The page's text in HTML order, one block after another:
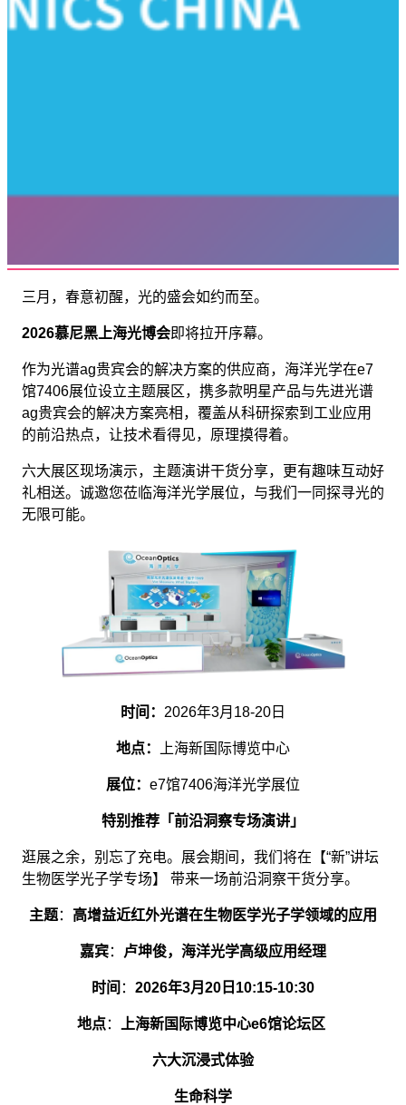
三月，春意初醒，光的盛会如约而至。
2026慕尼黑上海光博会即将拉开序幕。
作为光谱ag贵宾会的解决方案的供应商，海洋光学在e7
馆7406展位设立主题展区，携多款明星产品与先进光谱
ag贵宾会的解决方案亮相，覆盖从科研探索到工业应用
的前沿热点，让技术看得见，原理摸得着。
六大展区现场演示，主题演讲干货分享，更有趣味互动好
礼相送。诚邀您莅临海洋光学展位，与我们一同探寻光的
无限可能。
时间： 2026年3月18-20日
地点： 上海新国际博览中心
展位： e7馆7406海洋光学展位
特别推荐「前沿洞察专场演讲」
逛展之余，别忘了充电。展会期间，我们将在【“新”讲坛
生物医学光子学专场】 带来一场前沿洞察干货分享。
主题： 高增益近红外光谱在生物医学光子学领域的应用
嘉宾： 卢坤俊，海洋光学高级应用经理
时间 ： 2026年3月20日10:15-10:30
地点： 上海新国际博览中心e6馆论坛区
六大沉浸式体验
生命科学